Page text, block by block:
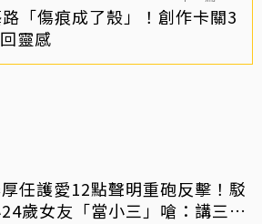
「傷痕成了殼」！創作卡關3
靈感
任護愛12點聲明重砲反擊！駁
歲女友「當小三」嗆：講三